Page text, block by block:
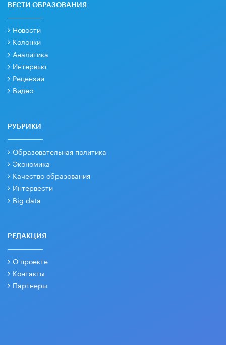
ВЕСТИ ОБРАЗОВАНИЯ
Новости
Колонки
Аналитика
Интервью
Рецензии
Видео
РУБРИКИ
Образовательная политика
Экономика
Качество образования
Интервести
Big data
РЕДАКЦИЯ
О проекте
Контакты
Партнеры